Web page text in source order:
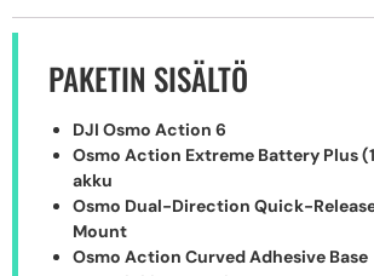
PAKETIN SISÄLTÖ
DJI Osmo Action 6
Osmo Action Extreme Battery Plus
akku
Osmo Dual-Direction Quick-
Mount
Osmo Action Curved Adhesive Base